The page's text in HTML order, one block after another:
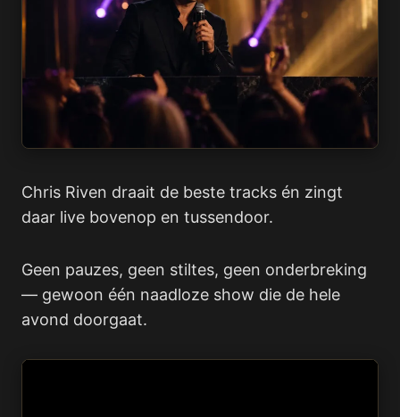
Chris Riven draait de beste tracks én zingt
daar live bovenop en tussendoor.
Geen pauzes, geen stiltes, geen onderbreking
— gewoon één naadloze show die de hele
avond doorgaat.